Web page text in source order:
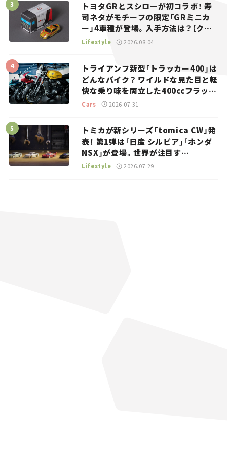
トヨタGRとスシローが初コラボ！ 寿
司ネタがモチーフの限定「GRミニカ
ー」4車種が登場。入手方法は？【クル
マとホビー】
Lifestyle 2026.08.04
トライアンフ新型「トラッカー400」は
どんなバイク？ ワイルドな見た目と軽
快な乗り味を両立した400ccフラット
トラッカー【試乗レビュー】
Cars 2026.07.31
トミカが新シリーズ「tomica CW」発
表！ 第1弾は「日産 シルビア」「ホンダ
NSX」が登場。世界が注目す
る“JDM”に焦点【クルマとホビー】
Lifestyle 2026.07.29